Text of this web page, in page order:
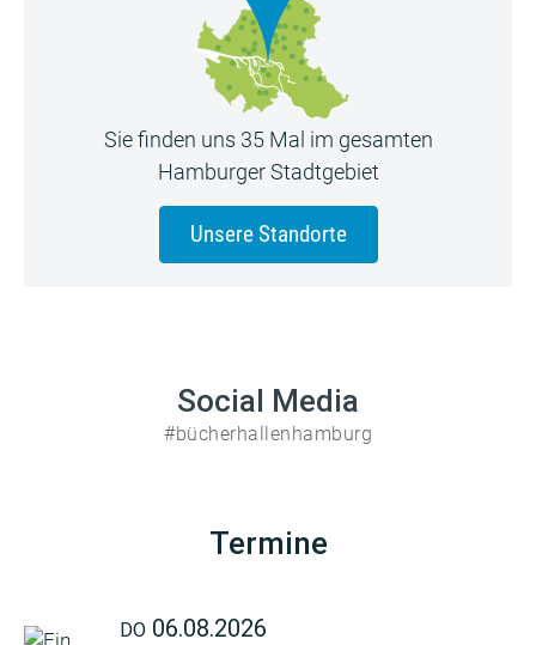
Sie finden uns 35 Mal im gesamten
Hamburger Stadtgebiet
Unsere Standorte
Social Media
#bücherhallenhamburg
Termine
DO 06.08.2026